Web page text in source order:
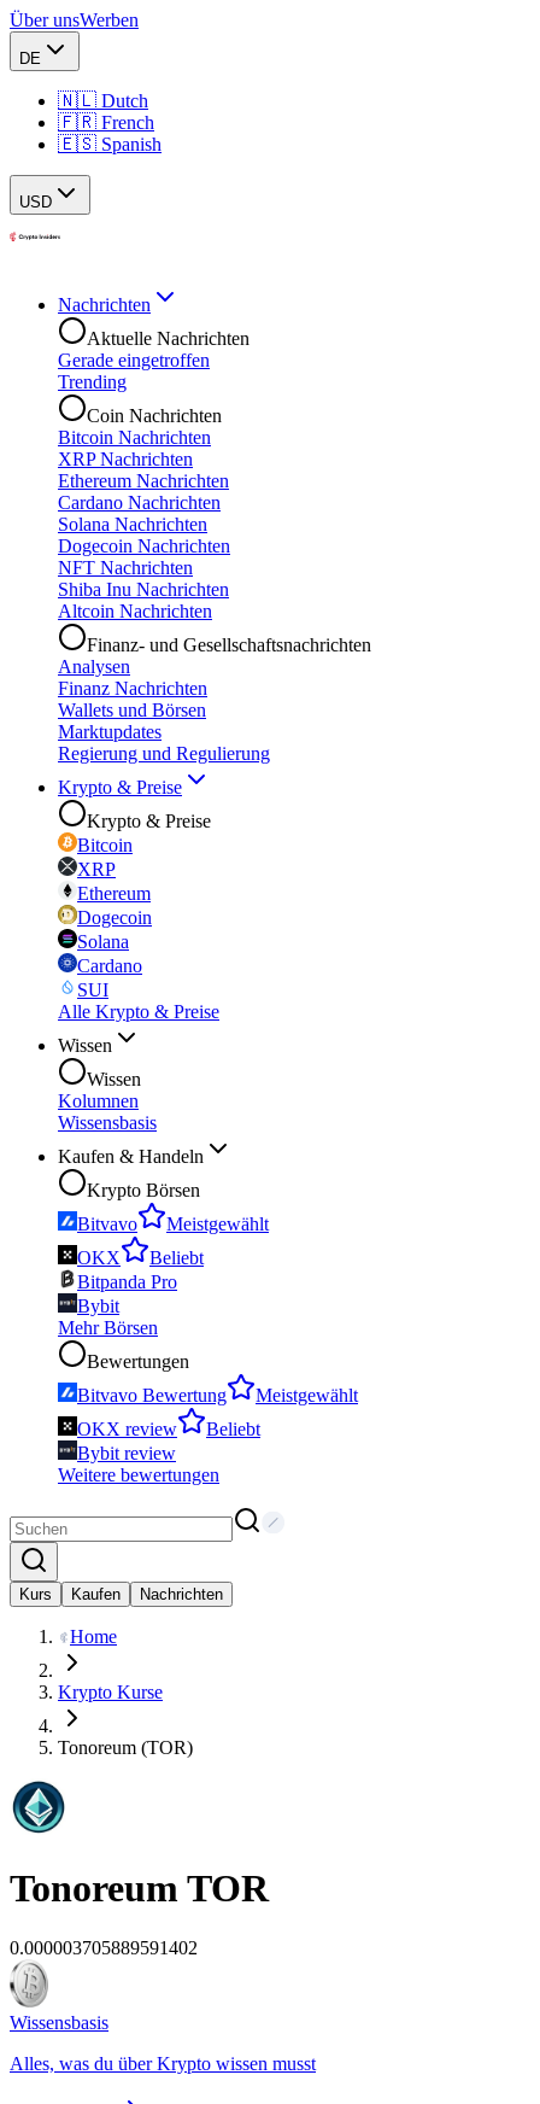
Über unsWerben
DE
🇳🇱 Dutch
🇫🇷 French
🇪🇸 Spanish
USD
Nachrichten
Aktuelle Nachrichten
Gerade eingetroffen
Trending
Coin Nachrichten
Bitcoin Nachrichten
XRP Nachrichten
Ethereum Nachrichten
Cardano Nachrichten
Solana Nachrichten
Dogecoin Nachrichten
NFT Nachrichten
Shiba Inu Nachrichten
Altcoin Nachrichten
Finanz- und Gesellschaftsnachrichten
Analysen
Finanz Nachrichten
Wallets und Börsen
Marktupdates
Regierung und Regulierung
Krypto & Preise
Krypto & Preise
Bitcoin
XRP
Ethereum
Dogecoin
Solana
Cardano
SUI
Alle Krypto & Preise
Wissen
Wissen
Kolumnen
Wissensbasis
Kaufen & Handeln
Krypto Börsen
Bitvavo
Meistgewählt
OKX
Beliebt
Bitpanda Pro
Bybit
Mehr Börsen
Bewertungen
Bitvavo Bewertung
Meistgewählt
OKX review
Beliebt
Bybit review
Weitere bewertungen
Kurs Kaufen Nachrichten
Home
Krypto Kurse
Tonoreum (TOR)
TonoreumTOR
0.000003705889591402
Wissensbasis
Alles, was du über Krypto wissen musst